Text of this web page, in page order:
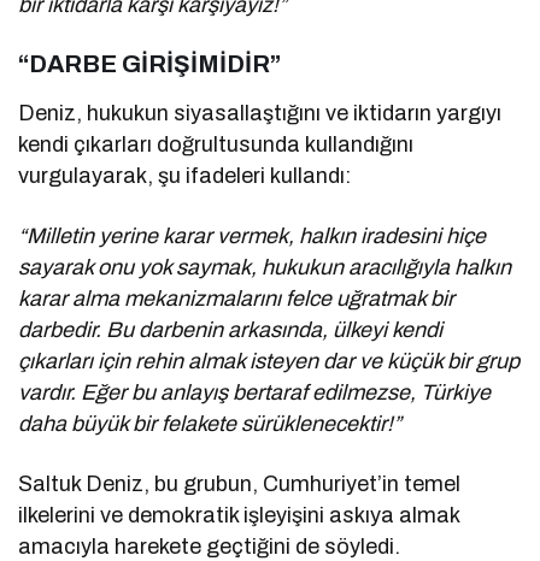
bir iktidarla karşı karşıyayız!”
“DARBE GİRİŞİMİDİR”
Deniz, hukukun siyasallaştığını ve iktidarın yargıyı
kendi çıkarları doğrultusunda kullandığını
vurgulayarak, şu ifadeleri kullandı:
“Milletin yerine karar vermek, halkın iradesini hiçe
sayarak onu yok saymak, hukukun aracılığıyla halkın
karar alma mekanizmalarını felce uğratmak bir
darbedir. Bu darbenin arkasında, ülkeyi kendi
çıkarları için rehin almak isteyen dar ve küçük bir grup
vardır. Eğer bu anlayış bertaraf edilmezse, Türkiye
daha büyük bir felakete sürüklenecektir!”
Saltuk Deniz, bu grubun, Cumhuriyet’in temel
ilkelerini ve demokratik işleyişini askıya almak
amacıyla harekete geçtiğini de söyledi.